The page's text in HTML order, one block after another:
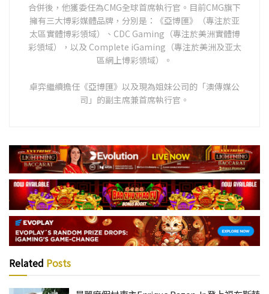
合併後，他獲委任為CMG全球首席執行官。目前CMG旗下
擁有三大博彩媒體品牌，分別是：《亞博匯》（專注於亚
太區實體博彩領域）、CDC Gaming（專注於美洲實體博
彩領域），以及 Complete iGaming（專注於美洲及亚太
區網上博彩領域）。
卓弈繼續擔任《亞博匯》以及現為姐妹公司的「澳傳媒公
司」的副主席兼首席執行官。
Related Posts